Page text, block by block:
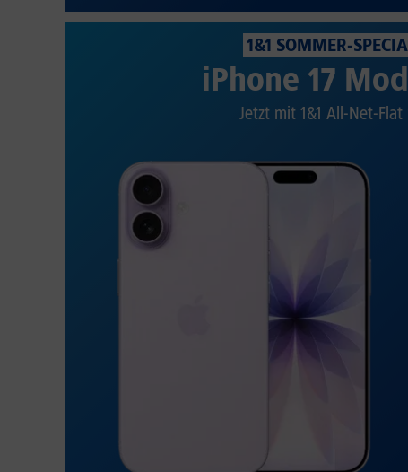
1&1 SOMMER-
iPhone 17
Jetzt mit 1&1 All-Net-Flat